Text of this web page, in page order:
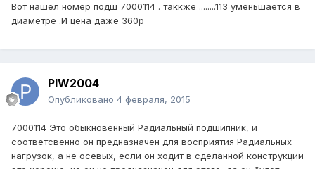
Вот нашел номер подш 7000114 . таккже ........113 уменьшается в
диаметре .И цена даже 360р
PIW2004
Опубликовано 4 февраля, 2015
7000114 Это обыкновенный Радиальный подшипник, и
соответсвенно он предназначен для восприятия Радиальных
нагрузок, а не осевых, если он ходит в сделанной конструкции